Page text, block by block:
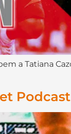
a Tatiana